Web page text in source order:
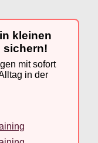
kleinen
sichern!
mit sofort
in der